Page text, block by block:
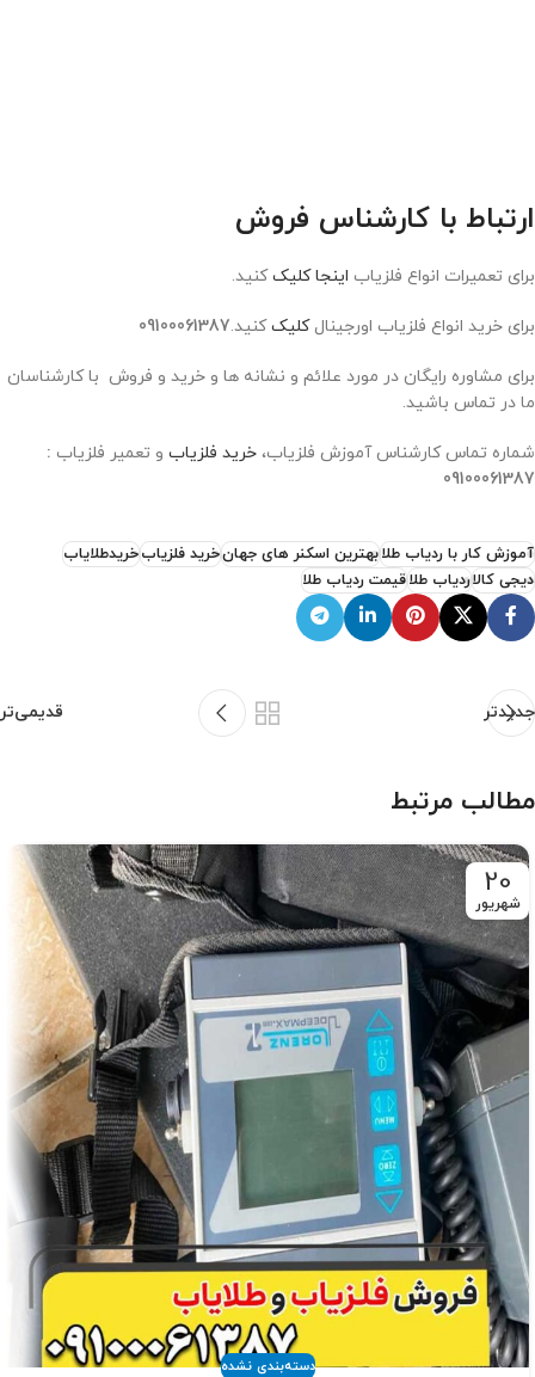
ارتباط با کارشناس فروش
برای تعمیرات انواع فلزیاب اینجا کلیککنید.
برای خرید انواع فلزیاب اورجینالکلیککنید.09100061387
برای مشاوره رایگان در مورد علائم و نشانه ها و خرید و فروش با کارشناسان
ما در تماس باشید.
شماره تماس کارشناس آموزش فلزیاب، خرید فلزیاب و تعمیر فلزیاب :
09100061387
آموزش کار با ردیاب طلابهترین اسکنر های جهانخرید فلزیابخریدطلایاب
دیجی کالاردیاب طلاقیمت ردیاب طلا
جدیدتر قدیمی‌تر
مطالب مرتبط
20
شهریور
دسته‌بندی نشده